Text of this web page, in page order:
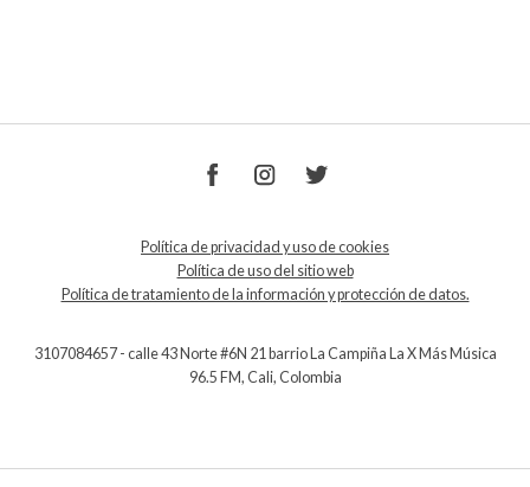
Política de privacidad y uso de cookies
Política de uso del sitio web
Política de tratamiento de la información y protección de datos.
3107084657 - calle 43 Norte #6N 21 barrio La Campiña La X Más Música
96.5 FM, Cali, Colombia